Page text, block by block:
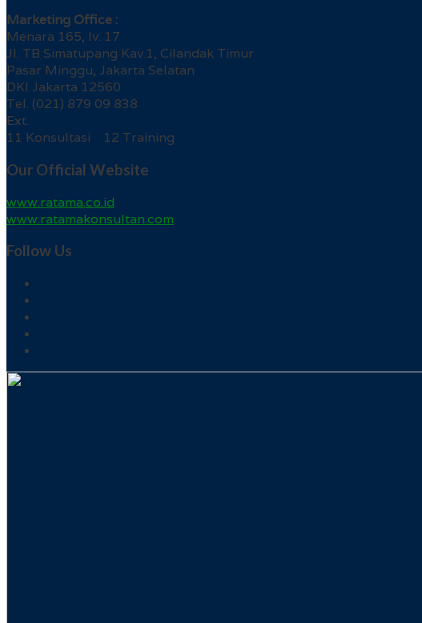
Marketing Office :
Menara 165, lv. 17
Jl. TB Simatupang Kav.1, Cilandak Timur
Pasar Minggu, Jakarta Selatan
DKI Jakarta 12560
Tel. (021) 879 09 838
Ext.
11 Konsultasi 12 Training
Our Official Website
www.ratama.co.id
www.ratamakonsultan.com
Follow Us